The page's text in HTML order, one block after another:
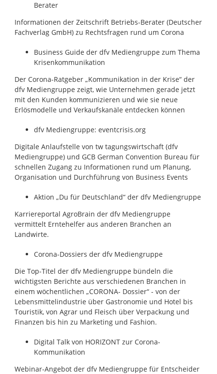
Berater
Informationen der Zeitschrift Betriebs-Berater (Deutscher
Fachverlag GmbH) zu Rechtsfragen rund um Corona
Business Guide der dfv Mediengruppe zum Thema
Krisenkommunikation
Der Corona-Ratgeber „Kommunikation in der Krise“ der
dfv Mediengruppe zeigt, wie Unternehmen gerade jetzt
mit den Kunden kommunizieren und wie sie neue
Erlösmodelle und Verkaufskanäle entdecken können
dfv Mediengruppe: eventcrisis.org
Digitale Anlaufstelle von tw tagungswirtschaft (dfv
Mediengruppe) und GCB German Convention Bureau für
schnellen Zugang zu Informationen rund um Planung,
Organisation und Durchführung von Business Events
Aktion „Du für Deutschland“ der dfv Mediengruppe
Karriereportal AgroBrain der dfv Mediengruppe
vermittelt Erntehelfer aus anderen Branchen an
Landwirte.
Corona-Dossiers der dfv Mediengruppe
Die Top-Titel der dfv Mediengruppe bündeln die
wichtigsten Berichte aus verschiedenen Branchen in
einem wöchentlichen „CORONA- Dossier“ - von der
Lebensmittelindustrie über Gastronomie und Hotel bis
Touristik, von Agrar und Fleisch über Verpackung und
Finanzen bis hin zu Marketing und Fashion.
Digital Talk von HORIZONT zur Corona-
Kommunikation
Webinar-Angebot der dfv Mediengruppe für Entscheider